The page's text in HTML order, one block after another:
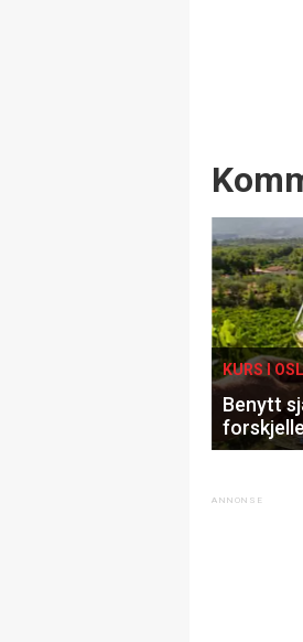
KURS I
Benytt